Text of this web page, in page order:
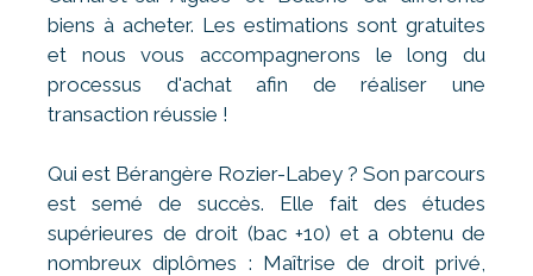
biens à acheter. Les estimations sont gratuites
et nous vous accompagnerons le long du
processus d'achat afin de réaliser une
transaction réussie !
Qui est Bérangère Rozier-Labey ? Son parcours
est semé de succès. Elle fait des études
supérieures de droit (bac +10) et a obtenu de
nombreux diplômes : Maîtrise de droit privé,